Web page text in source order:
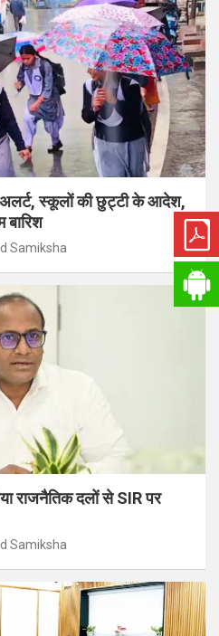
अलर्ट, स्कूलों की छुट्टी के आदेश,
बारिश
Samiksha
राजनैतिक दलों से SIR पर
Samiksha